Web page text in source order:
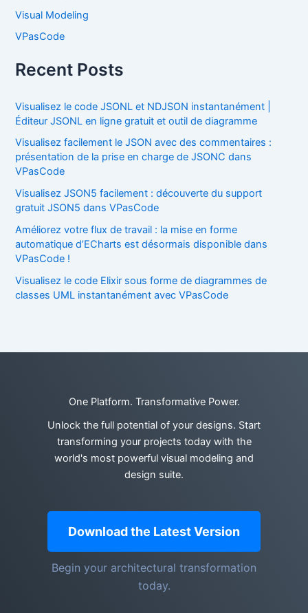
Visual Modeling
VPasCode
Recent Posts
Visualisez le code JSONL et NDJSON instantanément |
Éditeur JSONL en ligne gratuit et outil de diagramme
Visualisez facilement le JSON avec des commentaires :
présentation de la prise en charge de JSONC dans
VPasCode
Visualisez JSON5 facilement : découverte du support
gratuit JSON5 dans VPasCode
Améliorez votre flux de travail : la mise en forme
automatique d’ECharts est désormais disponible dans
VPasCode !
Visualisez le code Elixir sous forme de diagrammes de
classes UML instantanément avec VPasCode
One Platform. Transformative Power.
Unlock the full potential of your designs. Start
transforming your projects today with the
world's most powerful visual modeling and
design suite.
Download the Latest Version
Begin your architectural transformation
today.